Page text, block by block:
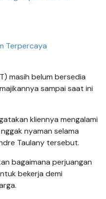
Terpercaya
masih belum bersedia
sampai saat ini
kliennya mengalami
nyaman selama
Taulany tersebut.
bagaimana perjuangan
bekerja demi